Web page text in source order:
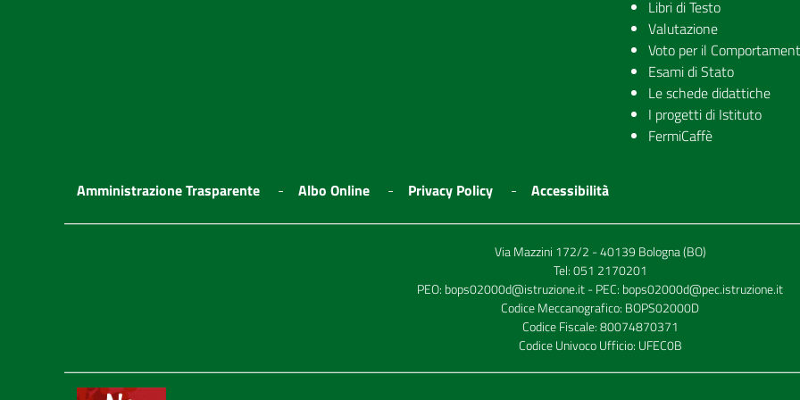
Libri di Testo
Valutazione
Voto per il
Esami di Stato
Le schede didattiche
I progetti di Istituto
FermiCaffè
Amministrazione Trasparente Albo Online Privacy Policy Accessibilità
Via Mazzini 172/2 - 40139 Bologna (BO)
Tel:051 2170201
PEO: bops02000d@istruzione.it- PEC: bops02000d@pec.istruzione.it
Codice Meccanografico: BOPS02000D
Codice Fiscale: 80074870371
Codice Univoco Ufficio: UFEC0B